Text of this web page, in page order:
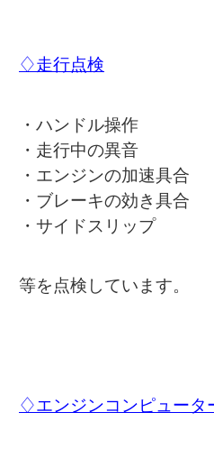
♢走行点検
・ハンドル操作
・走行中の異音
・エンジンの加速具合
・ブレーキの効き具合
・サイドスリップ
等を点検しています。
♢エンジンコンピュータ